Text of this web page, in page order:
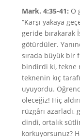
Mark. 4:35-41: O
“Karşı yakaya
geride bırakarak
götürdüler.
sırada büyük bir
bindirdi ki, tekne
teknenin kıç
uyuyordu.
öleceğiz! Hiç
rüzgârı azarladı,
dindi, ortalık
korkuyorsunuz?